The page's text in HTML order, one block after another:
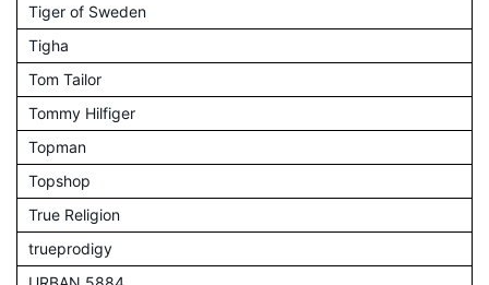
Tiger of Sweden
Tigha
Tom Tailor
Tommy Hilfiger
Topman
Topshop
True Religion
trueprodigy